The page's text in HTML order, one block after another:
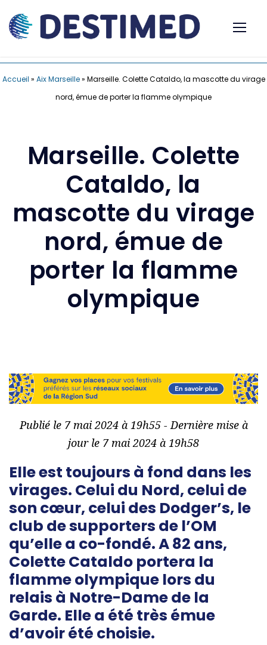
Accueil » Aix Marseille» Marseille. Colette Cataldo, la mascotte du virage
nord, émue de porter la flamme olympique
Marseille. Colette
Cataldo, la
mascotte du virage
nord, émue de
porter la flamme
olympique
Publié le 7 mai 2024 à 19h55 - Dernière mise à
jour le 7 mai 2024 à 19h58
Elle est toujours à fond dans les
virages. Celui du Nord, celui de
son cœur, celui des Dodger’s, le
club de supporters de l’OM
qu’elle a co-fondé. A 82 ans,
Colette Cataldo portera la
flamme olympique lors du
relais à Notre-Dame de la
Garde. Elle a été très émue
d’avoir été choisie.